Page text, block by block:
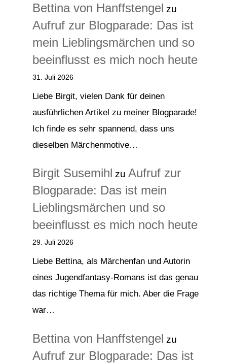
Bettina von Hanffstengel zu
Aufruf zur Blogparade: Das ist
mein Lieblingsmärchen und so
beeinflusst es mich noch heute
31. Juli 2026
Liebe Birgit, vielen Dank für deinen
ausführlichen Artikel zu meiner Blogparade!
Ich finde es sehr spannend, dass uns
dieselben Märchenmotive…
Birgit Susemihl zu Aufruf zur
Blogparade: Das ist mein
Lieblingsmärchen und so
beeinflusst es mich noch heute
29. Juli 2026
Liebe Bettina, als Märchenfan und Autorin
eines Jugendfantasy-Romans ist das genau
das richtige Thema für mich. Aber die Frage
war…
Bettina von Hanffstengel zu
Aufruf zur Blogparade: Das ist